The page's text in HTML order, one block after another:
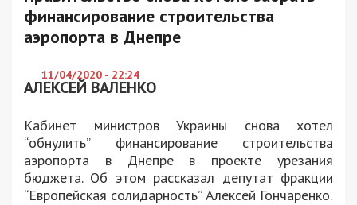
финансирование строительства
аэропорта в Днепре
11/04/2020 - 22:24
АЛЕКСЕЙ ВАЛЕНКО
Кабинет министров Украины снова хотел
“обнулить” финансирование строительства
аэропорта в Днепре в проекте урезания
бюджета. Об этом рассказал депутат фракции
“Европейская солидарность” Алексей Гончаренко.